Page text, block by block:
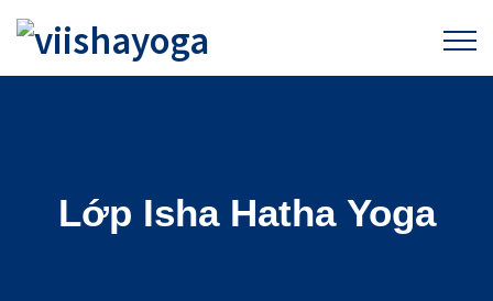
Lớp Isha Hatha Yoga